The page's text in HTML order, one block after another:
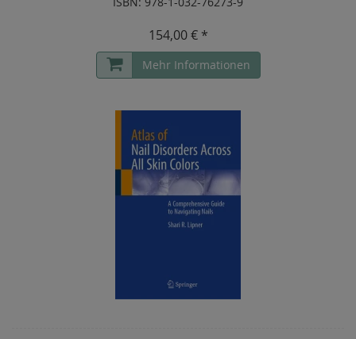
154,00 € *
Mehr Informationen